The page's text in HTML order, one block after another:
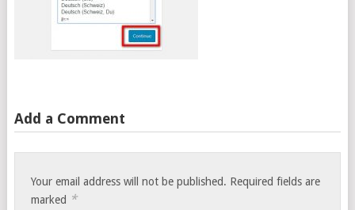
Add a Comment
Your email address will not be published. Required fields are
marked *